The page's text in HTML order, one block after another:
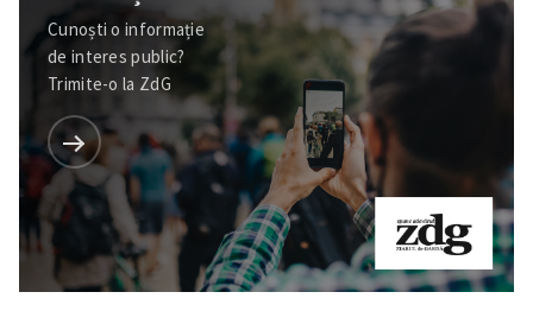
Cunoști o informație
de interes public?
Trimite-o la ZdG